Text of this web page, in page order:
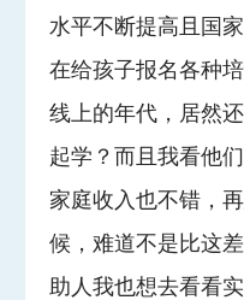
水平不断提高且国
在给孩子报名各种
线上的年代，居然
起学？而且我看他
家庭收入也不错，
候，难道不是比这
助人我也想去看看